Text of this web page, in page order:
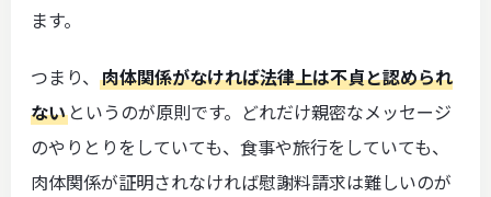
ます。
つまり、 肉体関係がなければ法律上は不貞と認められ
ない というのが原則です。どれだけ親密なメッセージ
のやりとりをしていても、食事や旅行をしていても、
肉体関係が証明されなければ慰謝料請求は難しいのが